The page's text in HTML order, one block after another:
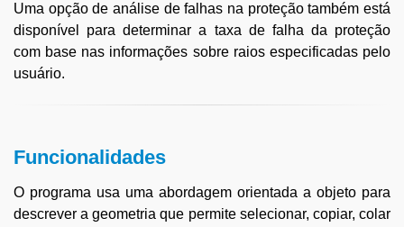
Uma opção de análise de falhas na proteção também está
disponível para determinar a taxa de falha da proteção
com base nas informações sobre raios especificadas pelo
usuário.
Funcionalidades
O programa usa uma abordagem orientada a objeto para
descrever a geometria que permite selecionar, copiar, colar